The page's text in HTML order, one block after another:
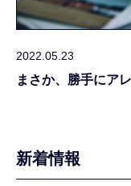
2022.05.23
まさか、勝手にア
新着情報